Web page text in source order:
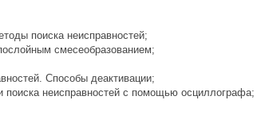
поиска неисправностей;
смесеобразованием;
Способы деактивации;
неисправностей с помощью осциллографа;